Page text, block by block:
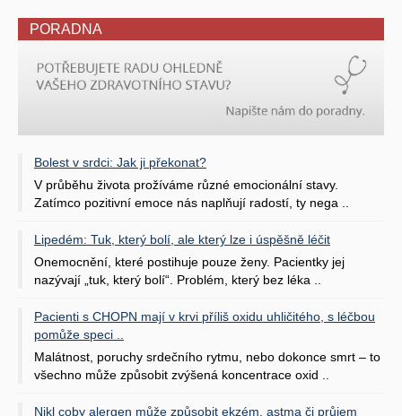
PORADNA
Bolest v srdci: Jak ji překonat?
V průběhu života prožíváme různé emocionální stavy.
Zatímco pozitivní emoce nás naplňují radostí, ty nega ..
Lipedém: Tuk, který bolí, ale který lze i úspěšně léčit
Onemocnění, které postihuje pouze ženy. Pacientky jej
nazývají „tuk, který bolí“. Problém, který bez léka ..
Pacienti s CHOPN mají v krvi příliš oxidu uhličitého, s léčbou
pomůže speci ..
Malátnost, poruchy srdečního rytmu, nebo dokonce smrt – to
všechno může způsobit zvýšená koncentrace oxid ..
Nikl coby alergen může způsobit ekzém, astma či průjem